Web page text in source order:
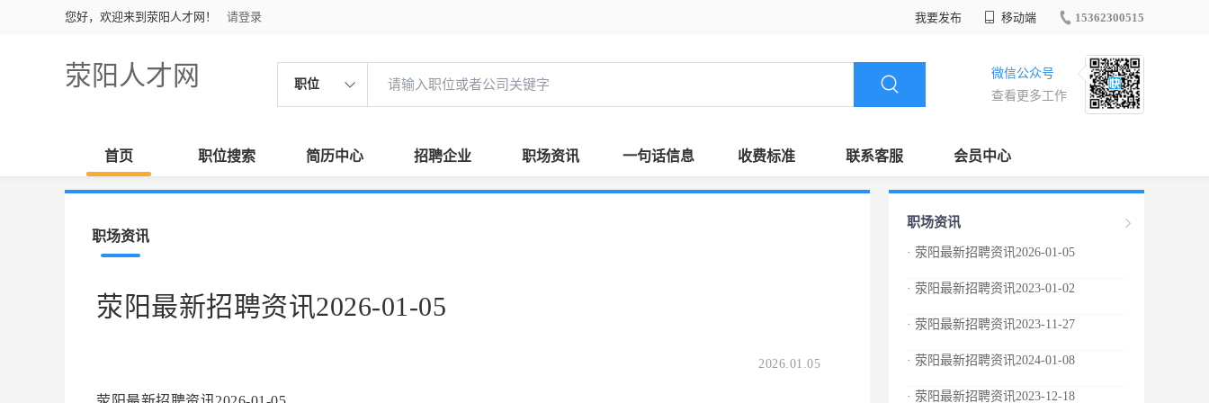
您好，欢迎来到荥阳人才网！ 请登录 我要发布 移动端 15362300515
荥阳人才网 职位
微信公众号
查看更多工作
首页 职位搜索 简历中心 招聘企业 职场资讯 一句话信息 收费标准 联系客服 会员中心
职场资讯
荥阳最新招聘资讯2026-01-05
2026.01.05
职场资讯
· 荥阳最新招聘资讯2026-01-05
· 荥阳最新招聘资讯2023-01-02
· 荥阳最新招聘资讯2023-11-27
· 荥阳最新招聘资讯2024-01-08
· 荥阳最新招聘资讯2023-12-18